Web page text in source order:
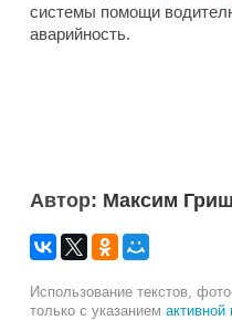
системы помощи
аварийность.
Автор: Максим
Использование текстов,
только с указанием активной